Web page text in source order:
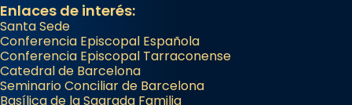
Enlaces de interés:
Santa Sede
Conferencia Episcopal Española
Conferencia Episcopal Tarraconense
Catedral de Barcelona
Seminario Conciliar de Barcelona
Basílica de la Sagrada Familia